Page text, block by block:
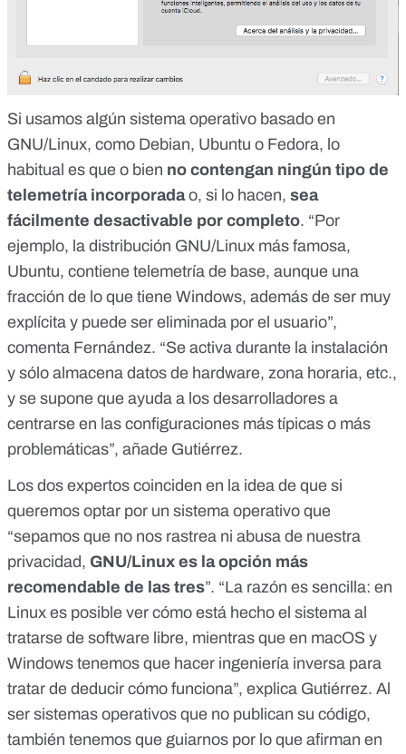
Si usamos algún sistema operativo basado en
GNU/Linux, como Debian, Ubuntu o Fedora, lo
habitual es que o bien no contengan ningún tipo de
telemetría incorporadao, si lo hacen, sea
fácilmente desactivable por completo. “Por
ejemplo, la distribución GNU/Linux más famosa,
Ubuntu, contiene telemetría de base, aunque una
fracción de lo que tiene Windows, además de ser muy
explícita y puede ser eliminada por el usuario”,
comenta Fernández. “Se activa durante la instalación
y sólo almacena datos de hardware, zona horaria, etc.,
y se supone que ayuda a los desarrolladores a
centrarse en las configuraciones más típicas o más
problemáticas”, añade Gutiérrez.
Los dos expertos coinciden en la idea de que si
queremos optar por un sistema operativo que
“sepamos que no nos rastrea ni abusa de nuestra
privacidad, GNU/Linux es la opción más
recomendable de las tres”. “La razón es sencilla: en
Linux es posible ver cómo está hecho el sistema al
tratarse de software libre, mientras que en macOS y
Windows tenemos que hacer ingeniería inversa para
tratar de deducir cómo funciona”, explica Gutiérrez. Al
ser sistemas operativos que no publican su código,
también tenemos que guiarnos por lo que afirman en